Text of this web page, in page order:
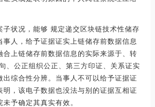
子状况，能够 规定递交区块链技术性储存
事人，给予证据证实上链储存前数据信息
合上链储存前数据信息的实际来源于、转
、公正组织公正、第三方印证、关系证实
出综合性分辨。当事人不可以给予证据证
明，该电子数据也没法与别的证据互相证
予确定其真实有效。